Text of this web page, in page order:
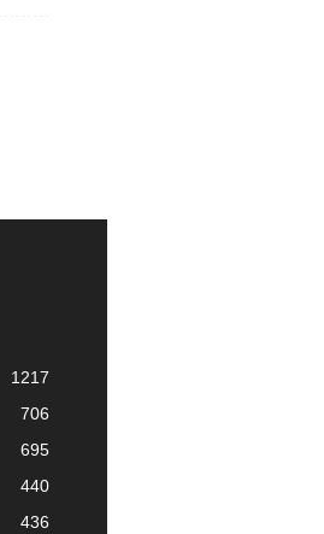
1217
706
695
440
436